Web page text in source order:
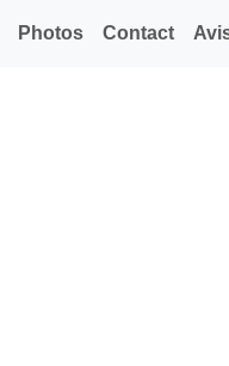
Photos Contact